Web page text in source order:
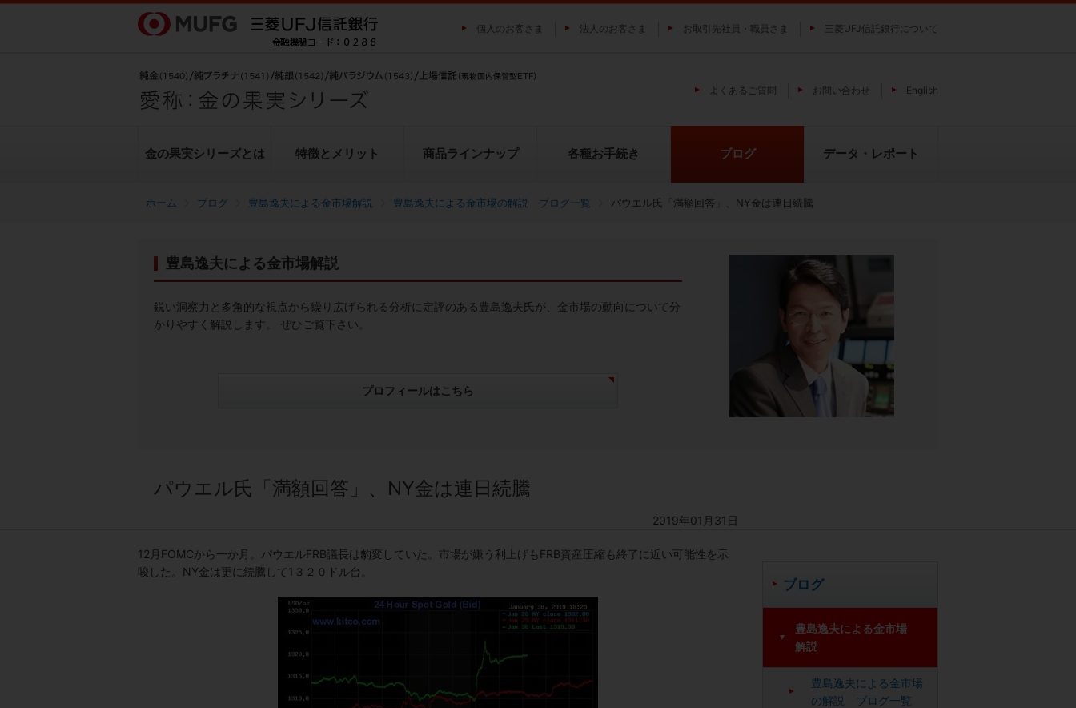
ブログ 豊島逸夫による金市場解説 豊島逸夫による金市場の解説 ブログ一覧 パウエル氏「満額回答」、NY金は連日続騰
豊島逸夫による金市場解説
鋭い洞察力と多角的な視点から繰り広げられる分析に定評のある豊島逸夫氏が、金市場の動向について分
かりやすく解説します。 ぜひご覧下さい。
プロフィールはこちら
ブログ
豊島逸夫による金市場
解説
豊島逸夫による金市場
の解説 ブログ一覧
パウエル氏「満額回答」、NY金は連日続騰
2019年01月31日
12月FOMCから一か月。パウエルFRB議長は豹変していた。市場が嫌う利上げもFRB資産圧縮も終了に近い可能性を示
唆した。NY金は更に続騰して1３２０ドル台。
個人のお客さま 法人のお客さま お取引先社員・職員さま 三菱UFJ信託銀行について
よくあるご質問 お問い合わせ English
金の果実シリーズとは
金投資とは 貴金属の特性
特徴とメリット
シリーズの魅力
商品ラインナップ
純金上場信託（金の果実）
純パラジウム上場信託（パラジウ
ムの果実）
各種お手続き
転換（交換）の手続き
ブログ
豊島逸夫による金市場解説
データ・レポート
ヒストリカルデータ